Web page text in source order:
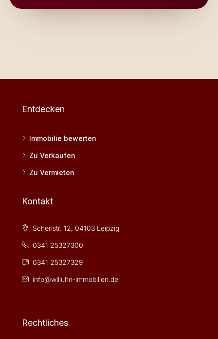
Entdecken
Immobilie bewerten
Zu Verkaufen
Zu Vermieten
Kontakt
Scherlstr. 12, 04103 Leipzig
0341 25327300
0341 25327329
info@willuhn-immobilien.de
Rechtliches